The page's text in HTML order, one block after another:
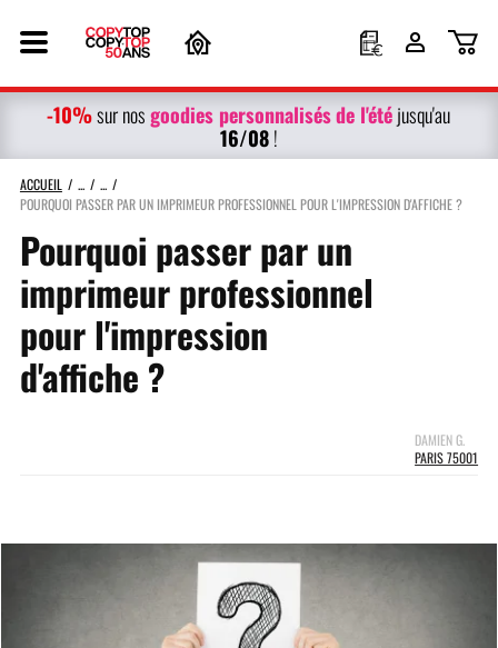
-10%sur nosgoodies personnalisésde l'étéjusqu'au
16/08!
ACCUEIL
POURQUOI PASSER PAR UN IMPRIMEUR PROFESSIONNEL POUR L'IMPRESSION D'AFFICHE ?
Pourquoi passer par un
imprimeur professionnel
pour l'impression
d'affiche ?
DAMIEN G.
PARIS 75001